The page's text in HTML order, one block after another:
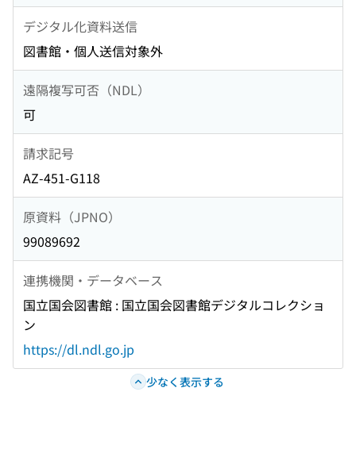
デジタル化資料送信
図書館・個人送信対象外
遠隔複写可否（NDL）
可
請求記号
AZ-451-G118
原資料（JPNO）
99089692
連携機関・データベース
国立国会図書館 : 国立国会図書館デジタルコレクショ
ン
https://dl.ndl.go.jp
少なく表示する